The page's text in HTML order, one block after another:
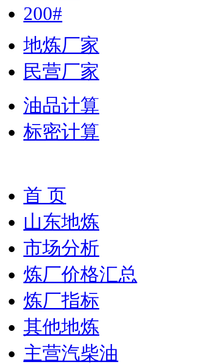
200#
地炼厂家
民营厂家
油品计算
标密计算
首 页
山东地炼
市场分析
炼厂价格汇总
炼厂指标
其他地炼
主营汽柴油